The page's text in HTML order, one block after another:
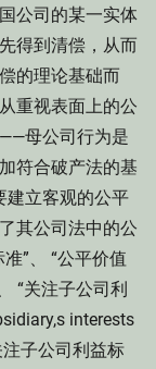
公司的某一实体
得到清偿，从而
的理论基础而
重视表面上的公
母公司行为是
符合破产法的基
立客观的公平
其公司法中的公
”、 “公平价值
“关注子公司利
interests
子公司利益标